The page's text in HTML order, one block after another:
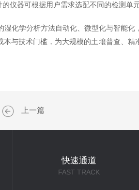
仪器可根据用户需求选配不同的检测单
湿化学分析方法自动化、微型化与智能
与技术门槛，为大规模的土壤普查、
上一篇
快速通道
FAST TRACK